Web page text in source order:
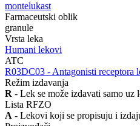
montelukast
Farmaceutski oblik
granule
Vrsta leka
Humani lekovi
ATC
‍R03DC03 - Antagonisti receptora
Režim izdavanja
R - Lek se može izdavati samo uz
Lista RFZO
A - Lekovi koji se propisuju i